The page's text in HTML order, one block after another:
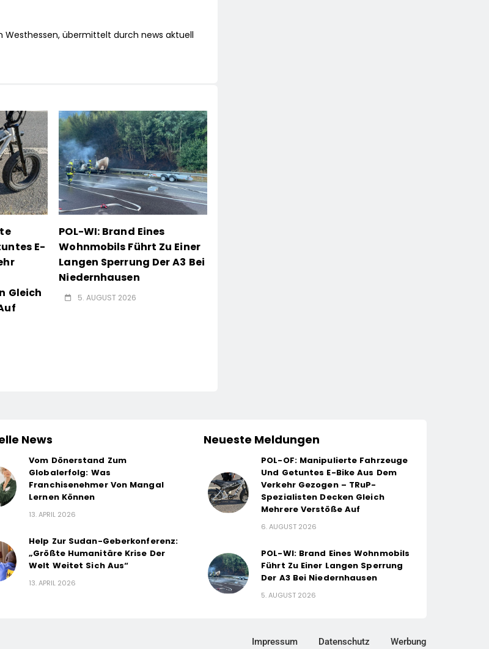
Westhessen, übermittelt durch news aktuell
E-
Gleich
POL-WI: Brand Eines
Wohnmobils Führt Zu Einer
Langen Sperrung Der A3 Bei
Niedernhausen
5. AUGUST 2026
News
Vom Dönerstand Zum
Globalerfolg: Was
Franchisenehmer Von Mangal
Lernen Können
13. APRIL 2026
Help Zur Sudan-Geberkonferenz:
„Größte Humanitäre Krise Der
Welt Weitet Sich Aus“
13. APRIL 2026
Neueste Meldungen
POL-OF: Manipulierte Fahrzeuge
Und Getuntes E-Bike Aus Dem
Verkehr Gezogen – TRuP-
Spezialisten Decken Gleich
Mehrere Verstöße Auf
6. AUGUST 2026
POL-WI: Brand Eines Wohnmobils
Führt Zu Einer Langen Sperrung
Der A3 Bei Niedernhausen
5. AUGUST 2026
Impressum Datenschutz Werbung